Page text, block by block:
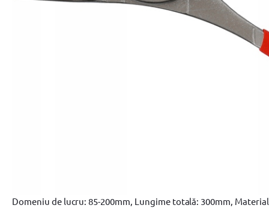
Domeniu de lucru: 85-200mm, Lungime totală: 300mm,